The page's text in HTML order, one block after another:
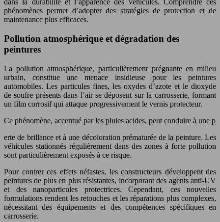
dans la durabilité et l’apparence des véhicules. Comprendre ces
phénomènes permet d’adopter des stratégies de protection et de
maintenance plus efficaces.
Pollution atmosphérique et dégradation des
peintures
La pollution atmosphérique, particulièrement prégnante en milieu
urbain, constitue une menace insidieuse pour les peintures
automobiles. Les particules fines, les oxydes d’azote et le dioxyde
de soufre présents dans l’air se déposent sur la carrosserie, formant
un film corrosif qui attaque progressivement le vernis protecteur.
Ce phénomène, accentué par les pluies acides, peut conduire à une p
erte de brillance et à une décoloration prématurée de la peinture. Les
véhicules stationnés régulièrement dans des zones à forte pollution
sont particulièrement exposés à ce risque.
Pour contrer ces effets néfastes, les constructeurs développent des
peintures de plus en plus résistantes, incorporant des agents anti-UV
et des nanoparticules protectrices. Cependant, ces nouvelles
formulations rendent les retouches et les réparations plus complexes,
nécessitant des équipements et des compétences spécifiques en
carrosserie.